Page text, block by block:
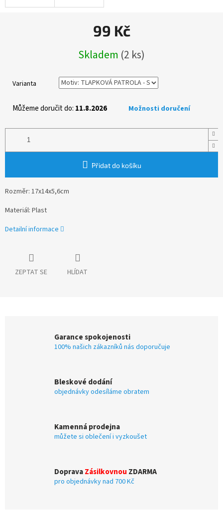
99 Kč
cena:
Skladem (2 ks)
Varianta
Můžeme doručit do: 11.8.2026 Možnosti doručení
Přidat do košíku
Rozměr: 17x14x5,6cm
Materiál: Plast
Detailní informace
ZEPTAT SE HLÍDAT
Garance spokojenosti
100% našich zákazníků nás doporučuje
Bleskové dodání
objednávky odesíláme obratem
Kamenná prodejna
můžete si oblečení i vyzkoušet
DopravaZásilkovnou ZDARMA
pro objednávky nad 700 Kč